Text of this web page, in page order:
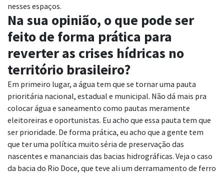
nesses espaços.
Na sua opinião, o que pode ser
feito de forma prática para
reverter as crises hídricas no
território brasileiro?
Em primeiro lugar, a água tem que se tornar uma pauta
prioritária nacional, estadual e municipal. Não dá mais pra
colocar água e saneamento como pautas meramente
eleitoreiras e oportunistas. Eu acho que essa pauta tem que
ser prioridade. De forma prática, eu acho que a gente tem
que ter uma política muito séria de preservação das
nascentes e mananciais das bacias hidrográficas. Veja o caso
da bacia do Rio Doce, que teve ali um derramamento de ferro